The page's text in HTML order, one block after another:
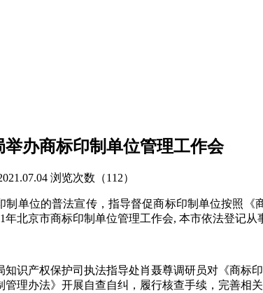
办商标印制单位管理工作会
浏览次数（112）
制单位的普法宣传，指导督促商标印制单位按照
年北京市商标印制单位管理工作会, 本市依法登记从
知识产权保护司执法指导处肖聂尊调研员对《商标
管理办法》开展自查自纠，履行核查手续，完善相